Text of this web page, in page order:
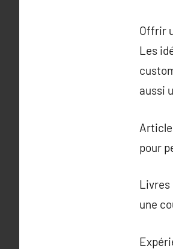
Offrir
Les
aussi
pour
Livres
une